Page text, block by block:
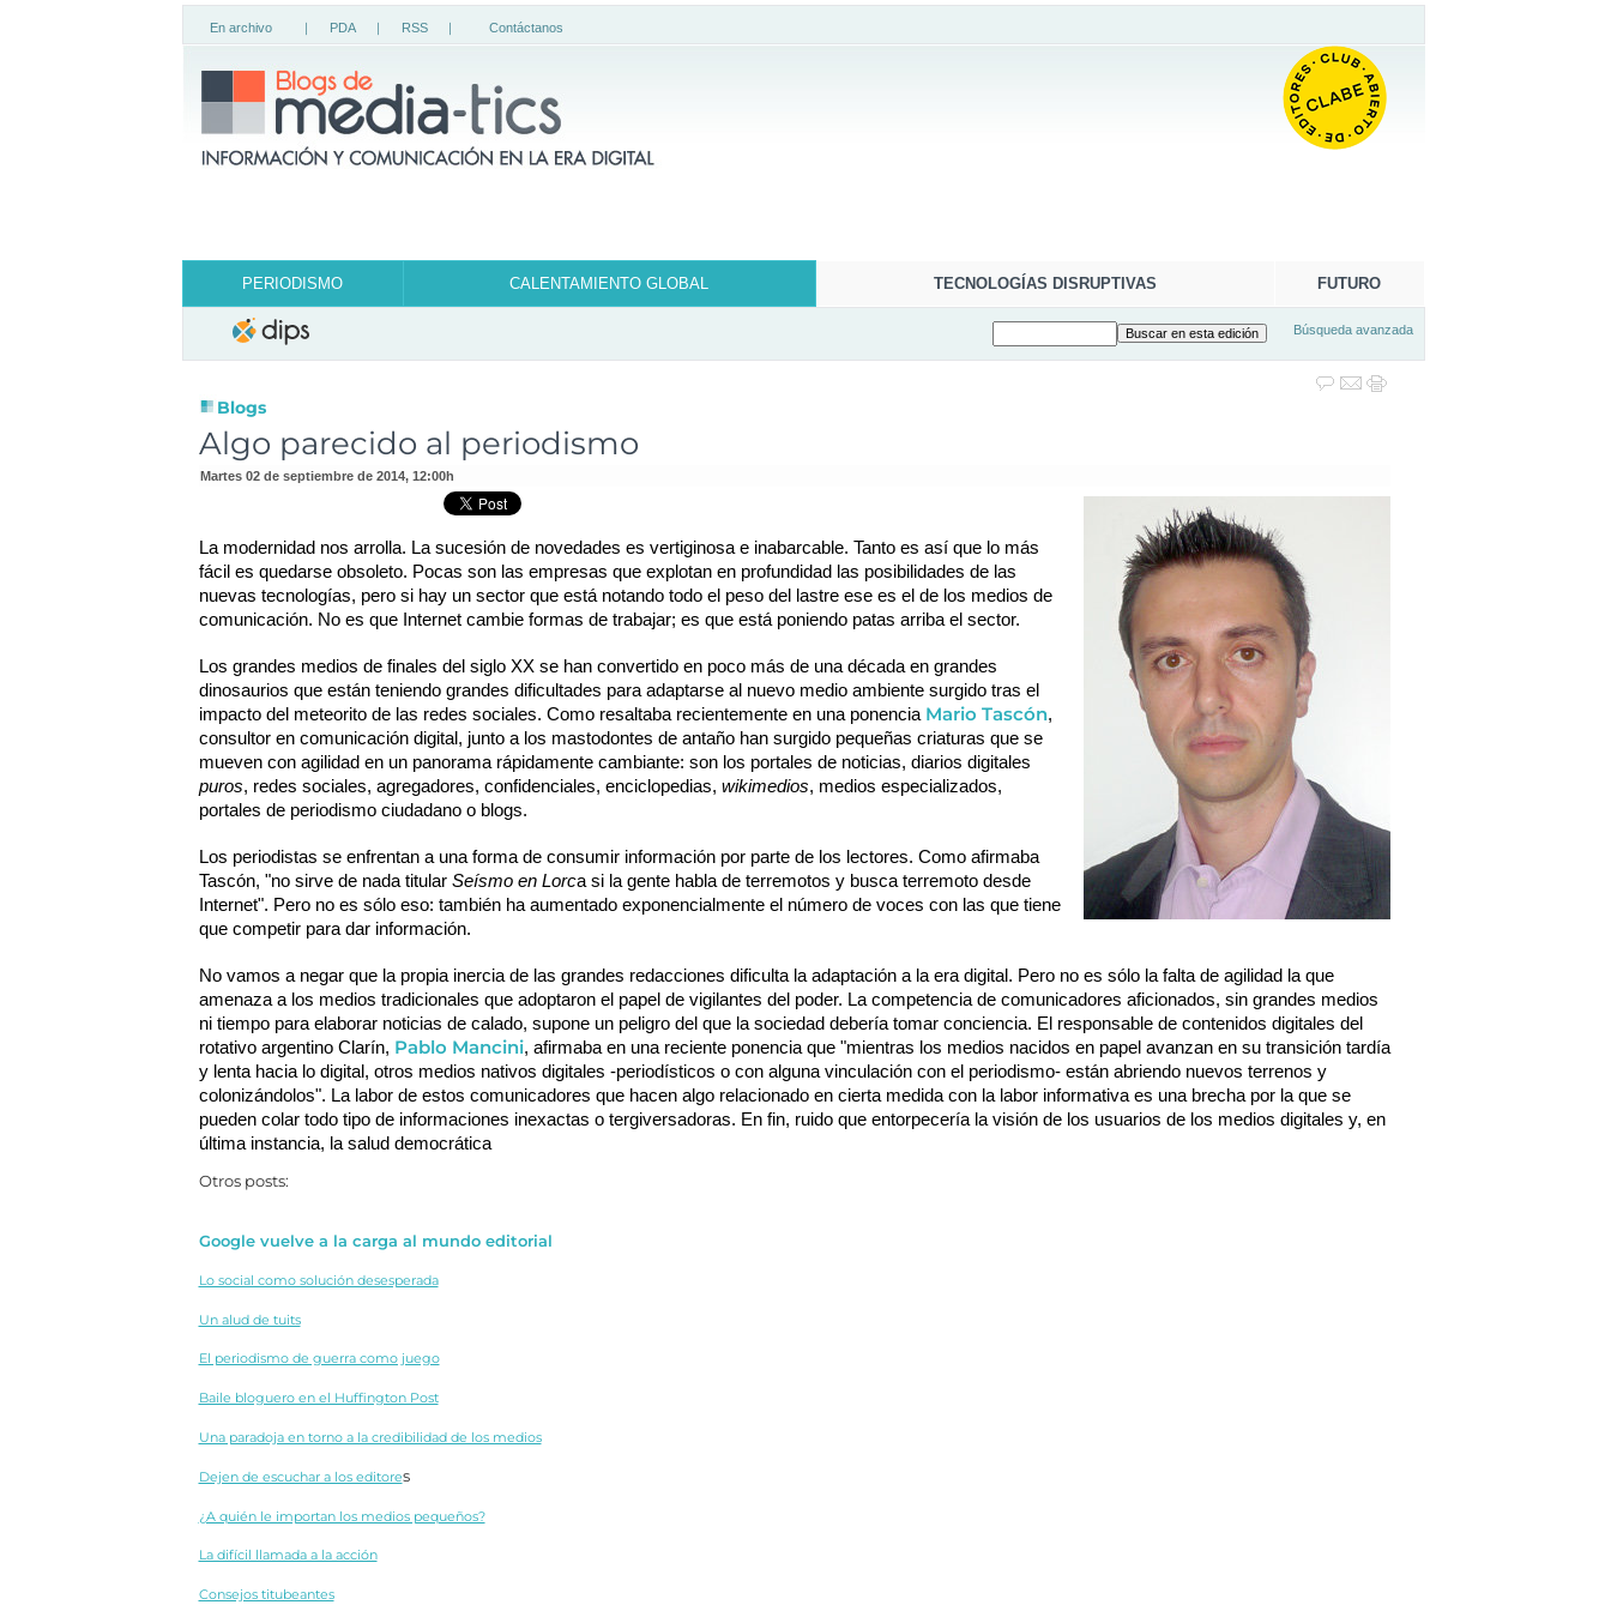
En archivo | PDA | RSS | Contáctanos
PERIODISMO CALENTAMIENTO GLOBAL TECNOLOGÍAS DISRUPTIVAS FUTURO
Búsqueda avanzada
Blogs
Algo parecido al periodismo
martes 02 de septiembre de 2014, 12:00h
La modernidad nos arrolla. La sucesión de novedades es vertiginosa e inabarcable. Tanto es así que lo más
fácil es quedarse obsoleto. Pocas son las empresas que explotan en profundidad las posibilidades de las
nuevas tecnologías, pero si hay un sector que está notando todo el peso del lastre ese es el de los medios de
comunicación. No es que Internet cambie formas de trabajar; es que está poniendo patas arriba el sector.
Los grandes medios de finales del siglo XX se han convertido en poco más de una década en grandes
dinosaurios que están teniendo grandes dificultades para adaptarse al nuevo medio ambiente surgido tras el
impacto del meteorito de las redes sociales. Como resaltaba recientemente en una ponencia Mario Tascón,
consultor en comunicación digital, junto a los mastodontes de antaño han surgido pequeñas criaturas que se
puros, redes sociales, agregadores, confidenciales, enciclopedias, wikimedios, medios especializados,
portales de periodismo ciudadano o blogs.
Los periodistas se enfrentan a una forma de consumir información por parte de los lectores. Como afirmaba
Tascón, "no sirve de nada titular Seísmo en Lorca si la gente habla de terremotos y busca terremoto desde
Internet". Pero no es sólo eso: también ha aumentado exponencialmente el número de voces con las que tiene
que competir para dar información.
No vamos a negar que la propia inercia de las grandes redacciones dificulta la adaptación a la era digital. Pero no es sólo la falta de agilidad la que
amenaza a los medios tradicionales que adoptaron el papel de vigilantes del poder. La competencia de comunicadores aficionados, sin grandes medios
ni tiempo para elaborar noticias de calado, supone un peligro del que la sociedad debería tomar conciencia. El responsable de contenidos digitales del
rotativo argentino Clarín, Pablo Mancini, afirmaba en una reciente ponencia que "mientras los medios nacidos en papel avanzan en su transición tardía
y lenta hacia lo digital, otros medios nativos digitales -periodísticos o con alguna vinculación con el periodismo- están abriendo nuevos terrenos y
colonizándolos". La labor de estos comunicadores que hacen algo relacionado en cierta medida con la labor informativa es una brecha por la que se
pueden colar todo tipo de informaciones inexactas o tergiversadoras. En fin, ruido que entorpecería la visión de los usuarios de los medios digitales y, en
última instancia, la salud democrática
Otros posts:
Google vuelve a la carga al mundo editorial
Lo social como solución desesperada
Un alud de tuits
El periodismo de guerra como juego
Baile bloguero en el Huffington Post
Una paradoja en torno a la credibilidad de los medios
Dejen de escuchar a los editores
¿A quién le importan los medios pequeños?
La difícil llamada a la acción
Consejos titubeantes